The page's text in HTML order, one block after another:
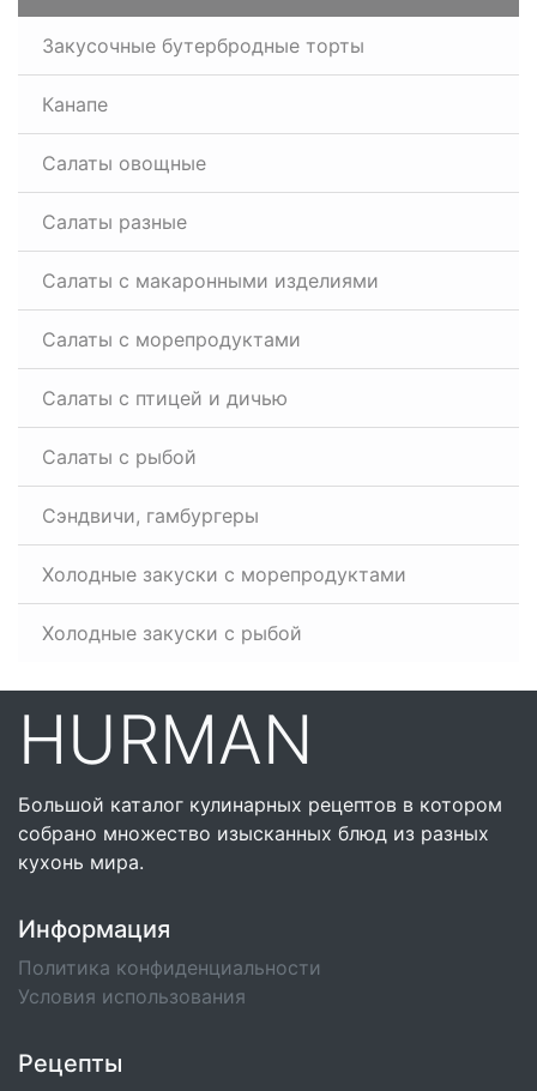
Закусочные бутербродные торты
Канапе
Салаты овощные
Салаты разные
Салаты с макаронными изделиями
Салаты с морепродуктами
Салаты с птицей и дичью
Салаты с рыбой
Сэндвичи, гамбургеры
Холодные закуски с морепродуктами
Холодные закуски с рыбой
HURMAN
Большой каталог кулинарных рецептов в котором
собрано множество изысканных блюд из разных
кухонь мира.
Информация
Политика конфиденциальности
Условия использования
Рецепты